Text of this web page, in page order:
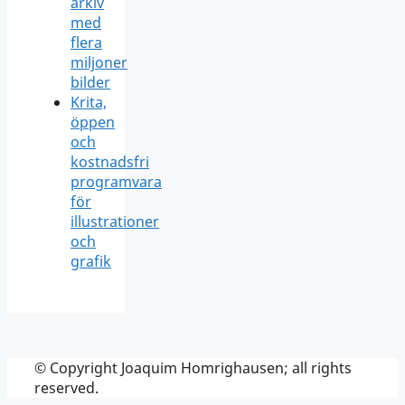
med
flera
miljoner
bilder
Krita,
öppen
och
kostnadsfri
programvara
för
illustrationer
och
grafik
© Copyright Joaquim Homrighausen; all rights
reserved.